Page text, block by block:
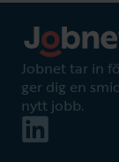
Jobnet tar in
ger dig en
nytt jobb.